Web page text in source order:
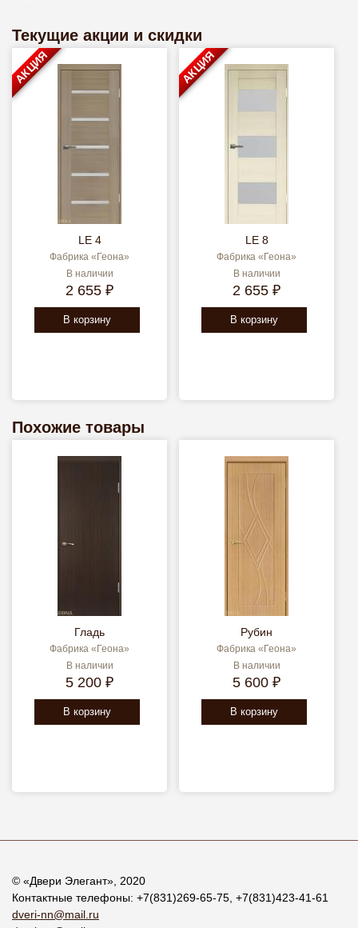
Текущие акции и скидки
LE 4
Фабрика «Геона»
В наличии
2 655 ₽
В корзину
АКЦИЯ
LE 8
Фабрика «Геона»
В наличии
2 655 ₽
В корзину
АКЦИЯ
Похожие товары
Гладь
Фабрика «Геона»
В наличии
5 200 ₽
В корзину
Рубин
Фабрика «Геона»
В наличии
5 600 ₽
В корзину
© «Двери Элегант», 2020
Контактные телефоны: +7(831)269-65-75 +7(831)423-41-61
dveri-nn@mail.ru